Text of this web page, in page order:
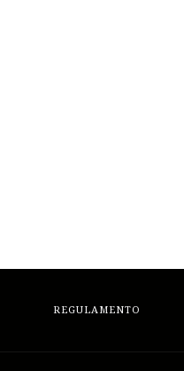
REGULAMENTO